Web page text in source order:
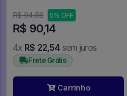
R$ 94,88 5% OFF
R$ 90,14
4x R$ 22,54 sem juros
Frete Grátis
Carrinho